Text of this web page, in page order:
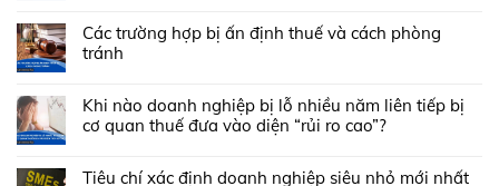
Các trường hợp bị ấn định thuế và cách phòng
tránh
Khi nào doanh nghiệp bị lỗ nhiều năm liên tiếp bị
cơ quan thuế đưa vào diện “rủi ro cao”?
Tiêu chí xác định doanh nghiệp siêu nhỏ mới nhất